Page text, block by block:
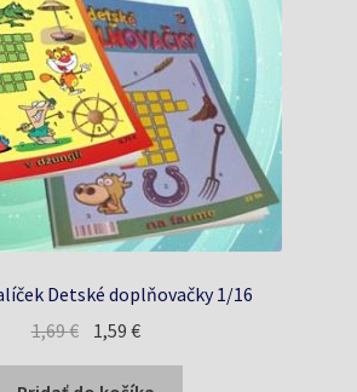
Detské doplňovačky 1/16
1,69€ Pôvodná
cena
1,59€Aktuálna
cena